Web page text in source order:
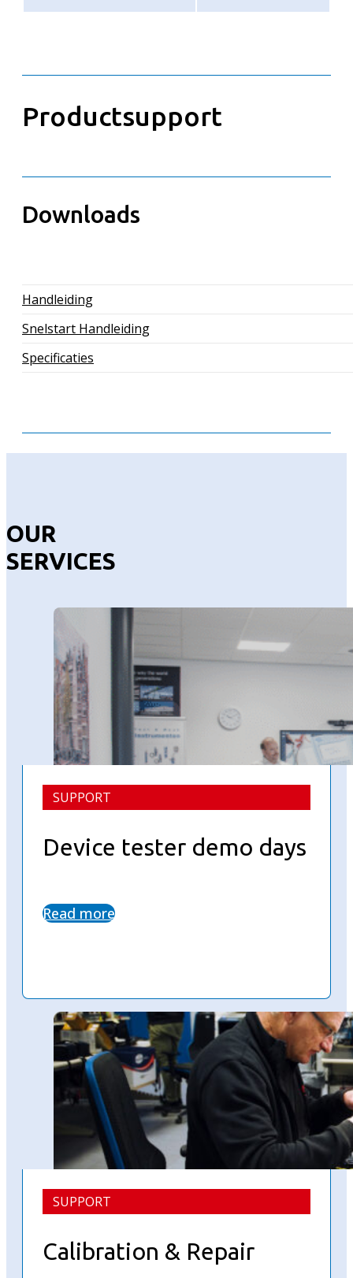
Productsupport
Downloads
Handleiding
Snelstart Handleiding
Specificaties
OUR
SERVICES
SUPPORT
Device tester demo days
Read more
SUPPORT
Calibration & Repair